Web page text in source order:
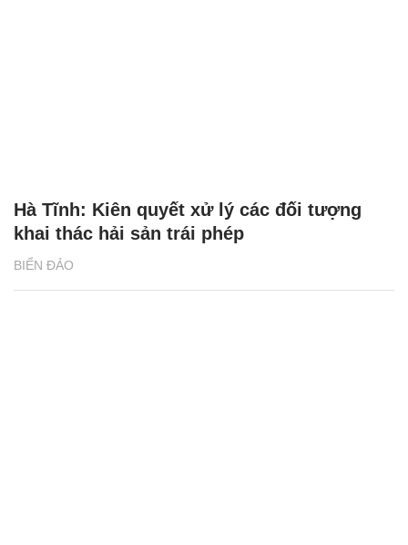
BIỂN ĐẢO
Hà Tĩnh: Kiên quyết xử lý các đối tượng
khai thác hải sản trái phép